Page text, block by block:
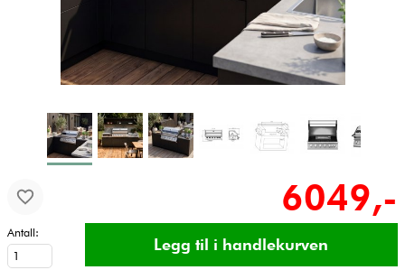
6049,-
Antall: